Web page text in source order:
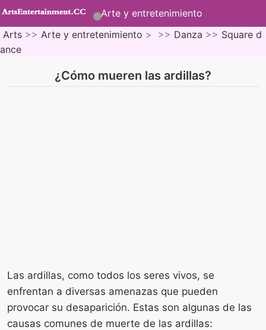
Arte y entretenimiento
Arts >> Arte y entretenimiento > >> Danza >> Square d
ance
¿Cómo mueren las ardillas?
Las ardillas, como todos los seres vivos, se
enfrentan a diversas amenazas que pueden
provocar su desaparición. Estas son algunas de las
causas comunes de muerte de las ardillas: